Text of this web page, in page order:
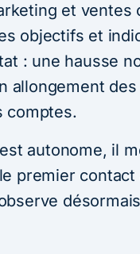
et
objectifs et
: une hausse
allongement
comptes.
autonome, il
premier